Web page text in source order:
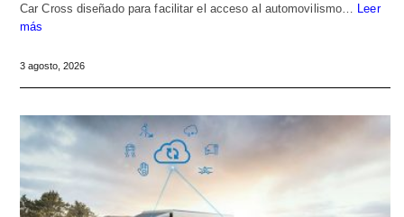
Car Cross diseñado para facilitar el acceso al automovilismo… Leer
más
3 agosto, 2026